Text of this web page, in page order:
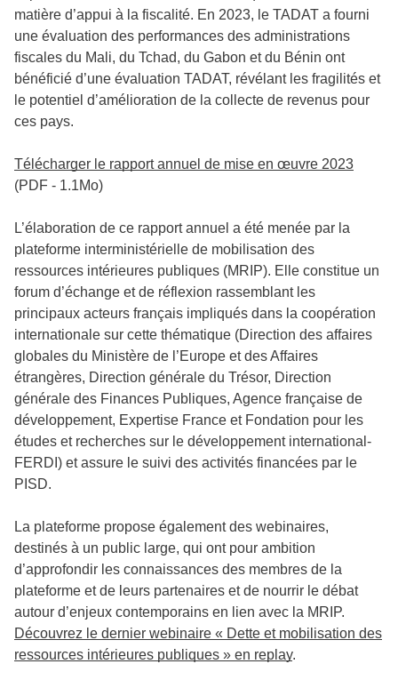
matière d’appui à la fiscalité. En 2023, le TADAT a fourni
une évaluation des performances des administrations
fiscales du Mali, du Tchad, du Gabon et du Bénin ont
bénéficié d’une évaluation TADAT, révélant les fragilités et
le potentiel d’amélioration de la collecte de revenus pour
ces pays.
Télécharger le rapport annuel de mise en œuvre 2023
(PDF - 1.1Mo)
L’élaboration de ce rapport annuel a été menée par la
plateforme interministérielle de mobilisation des
ressources intérieures publiques (MRIP). Elle constitue un
forum d’échange et de réflexion rassemblant les
principaux acteurs français impliqués dans la coopération
internationale sur cette thématique (Direction des affaires
globales du Ministère de l’Europe et des Affaires
étrangères, Direction générale du Trésor, Direction
générale des Finances Publiques, Agence française de
développement, Expertise France et Fondation pour les
études et recherches sur le développement international-
FERDI) et assure le suivi des activités financées par le
PISD.
La plateforme propose également des webinaires,
destinés à un public large, qui ont pour ambition
d’approfondir les connaissances des membres de la
plateforme et de leurs partenaires et de nourrir le débat
autour d’enjeux contemporains en lien avec la MRIP.
Découvrez le dernier webinaire « Dette et mobilisation des
ressources intérieures publiques » en replay.